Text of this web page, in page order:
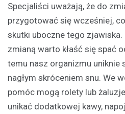
Specjaliści uważają, że do
przygotować się wcześniej,
skutki uboczne tego zjawiska.
zmianą warto kłaść się spać
temu nasz organizmu uniknie
nagłym skróceniem snu. We
pomóc mogą rolety lub
unikać dodatkowej kawy,